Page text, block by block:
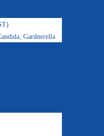
Gardnerella